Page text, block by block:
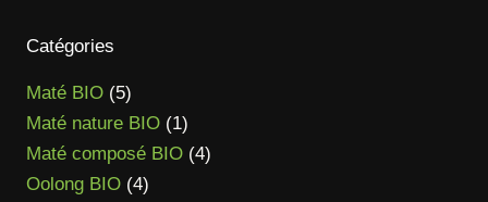
à
29,90 €
Catégories
Maté BIO 55
produits
Maté nature BIO 11
produit
Maté composé BIO 44
Oolong BIO 44